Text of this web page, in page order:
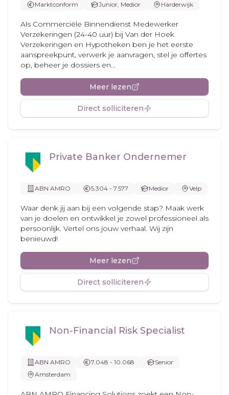
Marktconform
Junior, Medior Harderwijk
Als Commerciële Binnendienst Medewerker
Verzekeringen (24-40 uur) bij Van der Hoek
Verzekeringen en Hypotheken ben je het eerste
aanspreekpunt, verwerk je aanvragen, stel je offertes
op, beheer je dossiers en...
Meer lezen
Direct solliciteren
Private Banker Ondernemer
ABN AMRO 5.304 - 7.577 Medior Velp
Waar denk jij aan bij een volgende stap? Maak werk
van je doelen en ontwikkel je zowel professioneel als
persoonlijk. Vertel ons jouw verhaal. Wij zijn
benieuwd!
Meer lezen
Direct solliciteren
Non-Financial Risk Specialist
ABN AMRO 7.048 - 10.068
Senior
Amsterdam